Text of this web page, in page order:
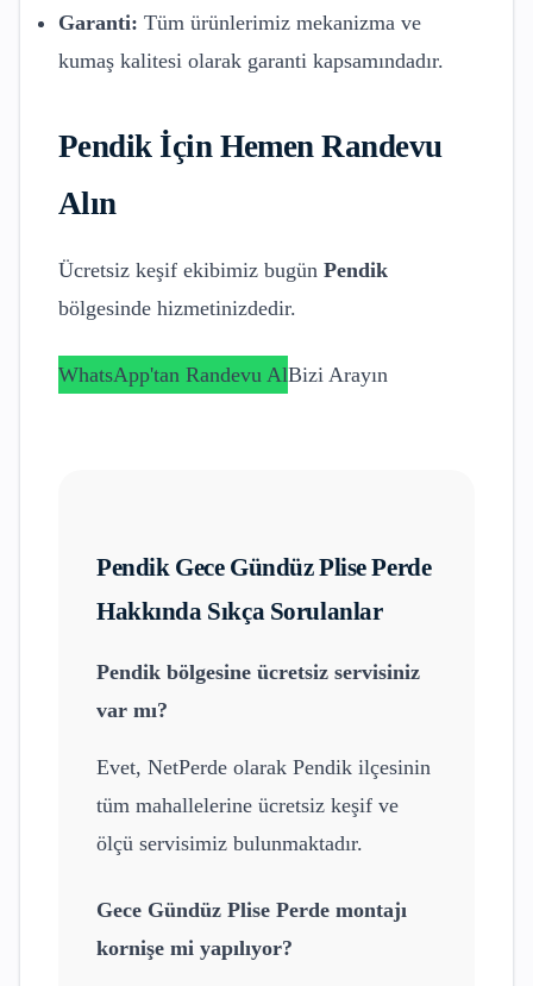
Garanti: Tüm ürünlerimiz mekanizma ve
kumaş kalitesi olarak garanti kapsamındadır.
Pendikİçin Hemen Randevu
Alın
Ücretsiz keşif ekibimiz bugün Pendik
bölgesinde hizmetinizdedir.
WhatsApp'tan Randevu AlBizi Arayın
Pendik Gece Gündüz Plise Perde
Hakkında Sıkça Sorulanlar
Pendik bölgesine ücretsiz servisiniz
var mı?
Evet, NetPerde olarak Pendik ilçesinin
tüm mahallelerine ücretsiz keşif ve
ölçü servisimiz bulunmaktadır.
Gece Gündüz Plise Perde montajı
kornişe mi yapılıyor?